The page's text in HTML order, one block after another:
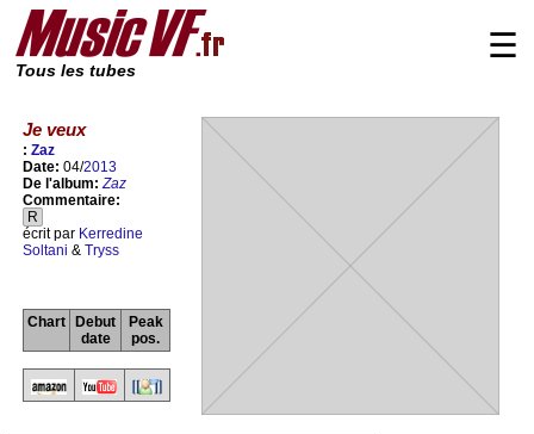
Tous les tubes
☰
Je veux
: Zaz
Date: 04/2013
De l'album:Zaz
Commentaire:
R
écrit par Kerredine
Soltani & Tryss
Chart
Debut
date
Peak
pos.